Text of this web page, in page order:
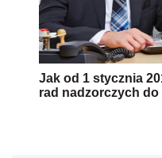
Jak od 1 stycznia
rad nadzorczych do